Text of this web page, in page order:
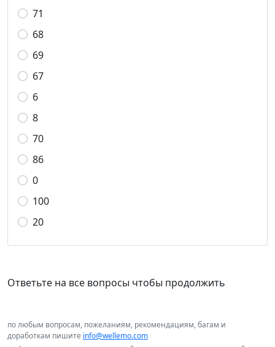
71
68
69
67
6
8
70
86
0
100
20
Ответьте на все вопросы чтобы продолжить
по любым вопросам, пожеланиям, рекомендациям, багам и
доработкам пишите info@wellemo.com